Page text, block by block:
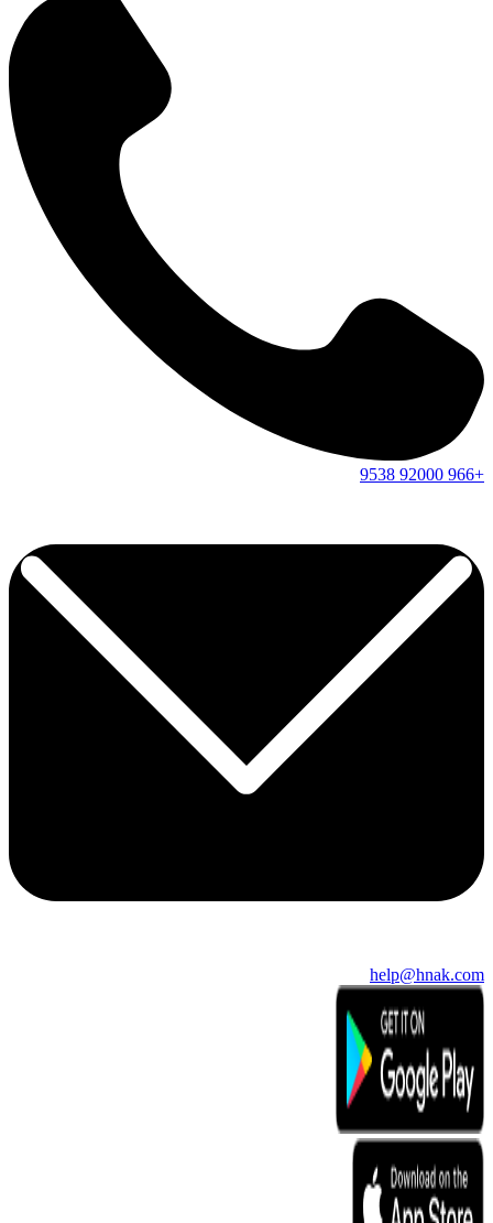
+966
92000
9538
help@hnak.com